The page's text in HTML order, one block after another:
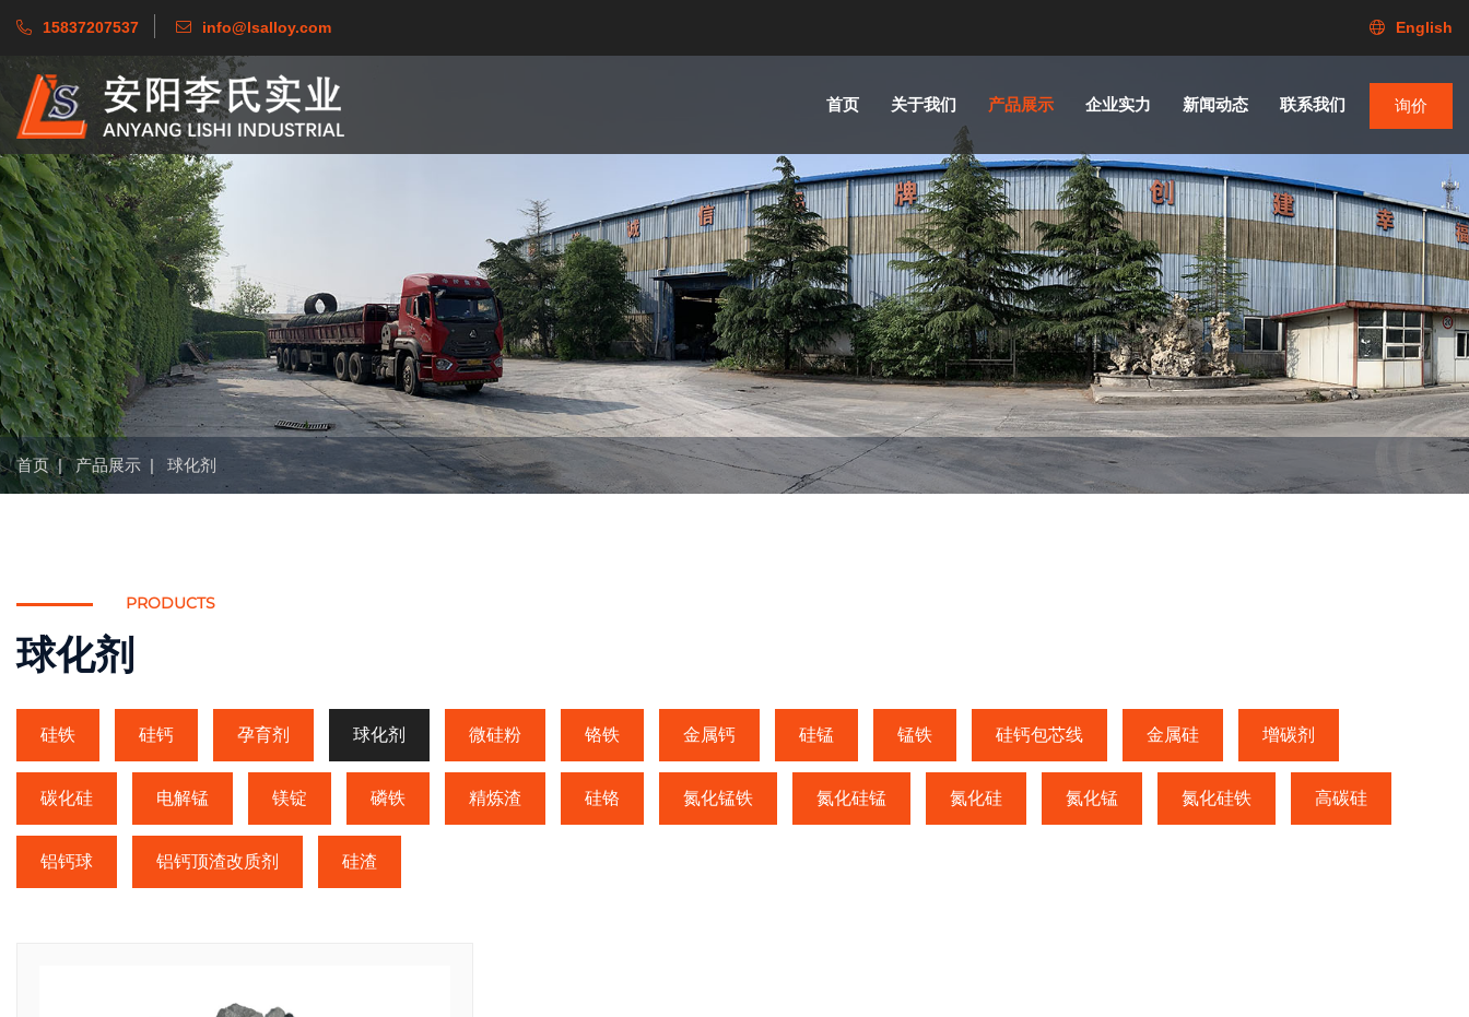
15837207537 info@lsalloy.com English
首页 关于我们 产品展示 企业实力 新闻动态 联系我们 询价
首页 | 产品展示 | 球化剂
PRODUCTS
球化剂
硅铁 硅钙 孕育剂 球化剂 微硅粉 铬铁 金属钙 硅锰 锰铁 硅钙包芯线 金属硅 增碳剂
碳化硅 电解锰 镁锭 磷铁 精炼渣 硅铬 氮化锰铁 氮化硅锰 氮化硅 氮化锰 氮化硅铁 高碳硅
铝钙球 铝钙顶渣改质剂 硅渣